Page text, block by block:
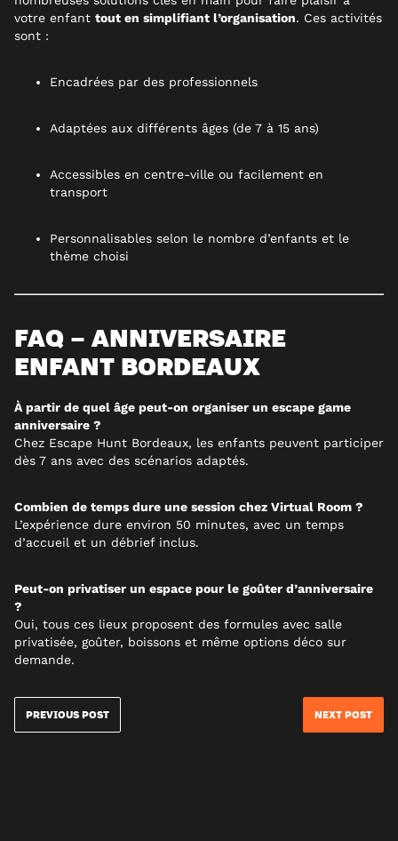
votre enfant tout en simplifiant l’organisation. Ces activités
sont :
Encadrées par des professionnels
Adaptées aux différents âges (de 7 à 15 ans)
Accessibles en centre-ville ou facilement en
transport
Personnalisables selon le nombre d’enfants et le
thème choisi
FAQ – ANNIVERSAIRE
ENFANT BORDEAUX
À partir de quel âge peut-on organiser un escape game
anniversaire ?
Chez Escape Hunt Bordeaux, les enfants peuvent participer
dès 7 ans avec des scénarios adaptés.
Combien de temps dure une session chez Virtual Room ?
L’expérience dure environ 50 minutes, avec un temps
d’accueil et un débrief inclus.
Peut-on privatiser un espace pour le goûter d’anniversaire
?
Oui, tous ces lieux proposent des formules avec salle
privatisée, goûter, boissons et même options déco sur
demande.
PREVIOUS POST NEXT POST